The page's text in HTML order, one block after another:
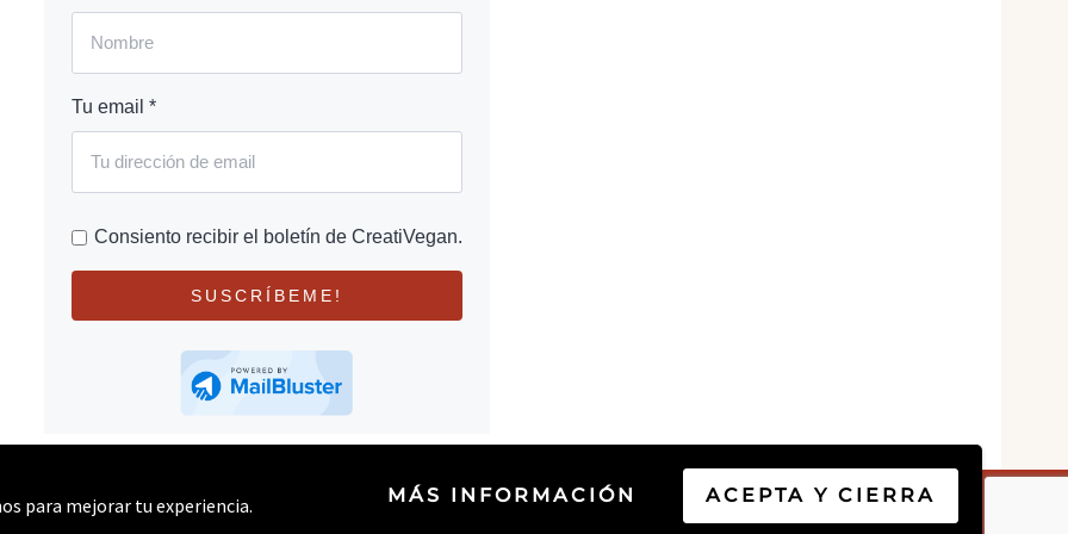
para mejorar tu experiencia. MÁS INFORMACIÓN ACEPTA Y CIERRA
Tu email *
Consiento recibir el boletín de CreatiVegan.
SUSCRÍBEME!
© 2026 CREATIVEGAN.NET